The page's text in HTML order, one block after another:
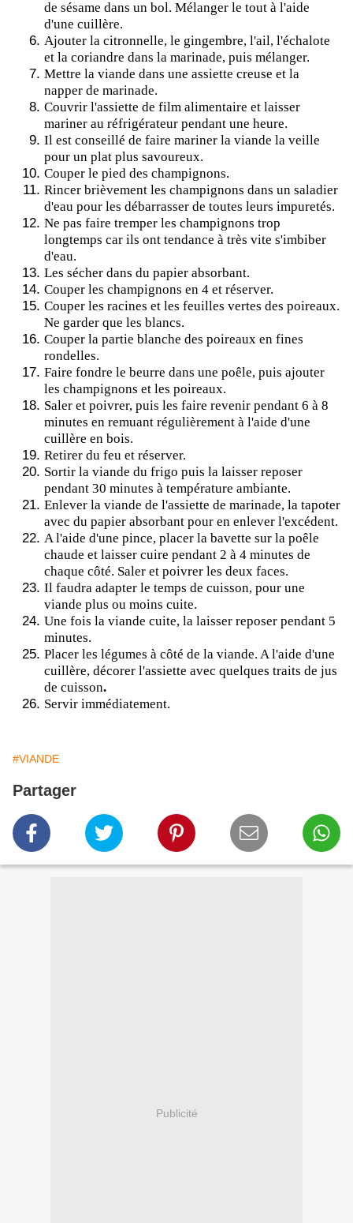
de sésame dans un bol. Mélanger le tout à l'aide
d'une cuillère.
Ajouter la citronnelle, le gingembre, l'ail, l'échalote
et la coriandre dans la marinade, puis mélanger.
Mettre la viande dans une assiette creuse et la
napper de marinade.
Couvrir l'assiette de film alimentaire et laisser
mariner au réfrigérateur pendant une heure.
Il est conseillé de faire mariner la viande la veille
pour un plat plus savoureux.
Couper le pied des champignons.
Rincer brièvement les champignons dans un saladier
d'eau pour les débarrasser de toutes leurs impuretés.
Ne pas faire tremper les champignons trop
longtemps car ils ont tendance à très vite s'imbiber
d'eau.
Les sécher dans du papier absorbant.
Couper les champignons en 4 et réserver.
Couper les racines et les feuilles vertes des poireaux.
Ne garder que les blancs.
Couper la partie blanche des poireaux en fines
rondelles.
Faire fondre le beurre dans une poêle, puis ajouter
les champignons et les poireaux.
Saler et poivrer, puis les faire revenir pendant 6 à 8
minutes en remuant régulièrement à l'aide d'une
cuillère en bois.
Retirer du feu et réserver.
Sortir la viande du frigo puis la laisser reposer
pendant 30 minutes à température ambiante.
Enlever la viande de l'assiette de marinade, la tapoter
avec du papier absorbant pour en enlever l'excédent.
A l'aide d'une pince, placer la bavette sur la poêle
chaude et laisser cuire pendant 2 à 4 minutes de
chaque côté. Saler et poivrer les deux faces.
Il faudra adapter le temps de cuisson, pour une
viande plus ou moins cuite.
Une fois la viande cuite, la laisser reposer pendant 5
minutes.
Placer les légumes à côté de la viande. A l'aide d'une
cuillère, décorer l'assiette avec quelques traits de jus
de cuisson.
Servir immédiatement.
#VIANDE
Partager
Publicité